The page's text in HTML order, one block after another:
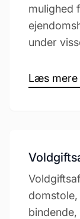
mulighed
under
Læs